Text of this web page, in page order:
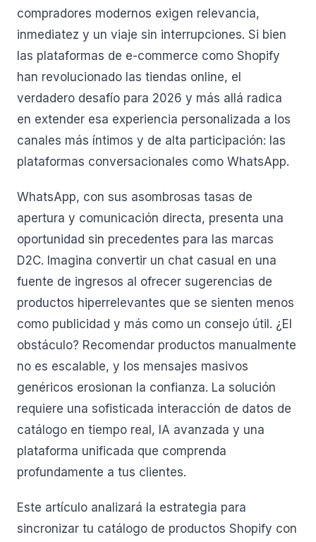
compradores modernos exigen relevancia,
inmediatez y un viaje sin interrupciones. Si bien
las plataformas de e-commerce como Shopify
han revolucionado las tiendas online, el
verdadero desafío para 2026 y más allá radica
en extender esa experiencia personalizada a los
canales más íntimos y de alta participación: las
plataformas conversacionales como WhatsApp.
WhatsApp, con sus asombrosas tasas de
apertura y comunicación directa, presenta una
oportunidad sin precedentes para las marcas
D2C. Imagina convertir un chat casual en una
fuente de ingresos al ofrecer sugerencias de
productos hiperrelevantes que se sienten menos
como publicidad y más como un consejo útil. ¿El
obstáculo? Recomendar productos manualmente
no es escalable, y los mensajes masivos
genéricos erosionan la confianza. La solución
requiere una sofisticada interacción de datos de
catálogo en tiempo real, IA avanzada y una
plataforma unificada que comprenda
profundamente a tus clientes.
Este artículo analizará la estrategia para
sincronizar tu catálogo de productos Shopify con